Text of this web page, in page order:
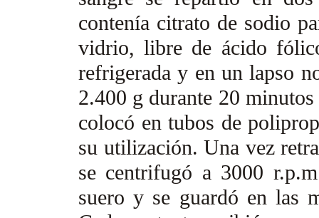
contenía citrato de sodio
vidrio, libre de ácido
refrigerada y en un lapso
2.400 g durante 20
colocó en tubos de
su utilización. Una vez
se centrifugó a 3000
suero y se guardó en las